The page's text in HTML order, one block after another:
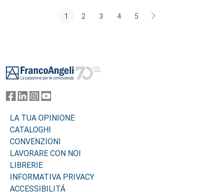
1 2 3 4 5
LA TUA OPINIONE
CATALOGHI
CONVENZIONI
LAVORARE CON NOI
LIBRERIE
INFORMATIVA PRIVACY
ACCESSIBILITÁ